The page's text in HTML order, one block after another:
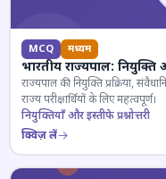
MCQ मध्यम
भारतीय राज्यपाल: नियुक्ति
राज्यपाल की नियुक्ति प्रक्रिया,
राज्य परीक्षार्थियों के लिए महत्वपूर्ण।
नियुक्तियाँ और इस्तीफे प्रश्नोत्तरी
क्विज़ लें